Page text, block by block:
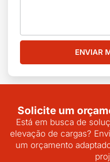
ENVIAR
Solicite um
Está em busca de
elevação de cargas?
um orçamento